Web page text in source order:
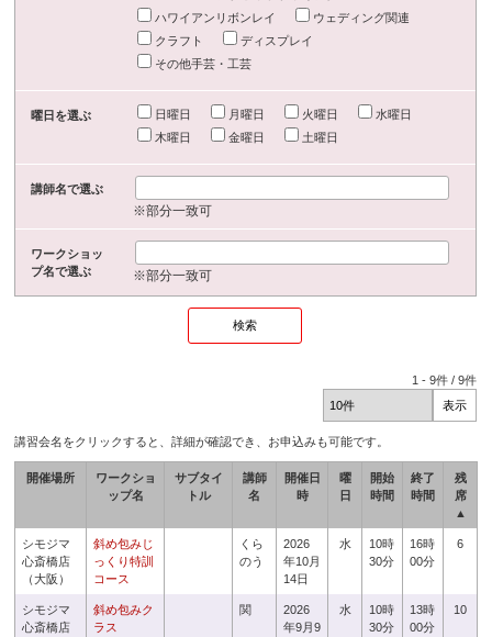
ハワイアンリボンレイ
ウェディング関連
クラフト
ディスプレイ
その他手芸・工芸
曜日を選ぶ 日曜日 月曜日 火曜日
水曜日
木曜日
金曜日 土曜日
講師名で選ぶ
※部分一致可
ワークショッ
プ名で選ぶ
※部分一致可
1 -9件 /9件
講習会名をクリックすると、詳細が確認でき、お申込みも可能です。
開催場所
ワークショ
ップ名
サブタイ
トル
講師
名
開催日
時
曜
日
開始
時間
終了
時間
残
席
▲
シモジマ
心斎橋店
（大阪）
斜め包みじ
っくり特訓
コース
くら
のう
2026
年10月
14日
水
10時
30分
16時
00分
6
シモジマ
心斎橋店
斜め包みク
ラス
関
2026
年9月9
水
10時
30分
13時
00分
10